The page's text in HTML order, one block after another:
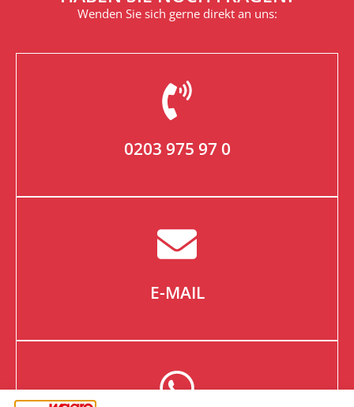
Wenden Sie sich gerne direkt an uns:
0203 975 97 0
E-MAIL
Gerne helfen wir Ihnen per E-Mail weiter